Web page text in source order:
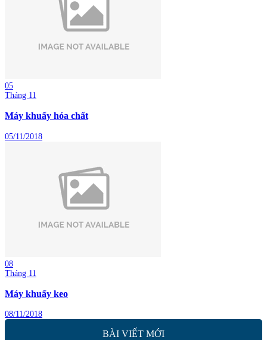
05
Tháng 11
Máy khuấy hóa chất
05/11/2018
08
Tháng 11
Máy khuấy keo
08/11/2018
BÀI VIẾT MỚI